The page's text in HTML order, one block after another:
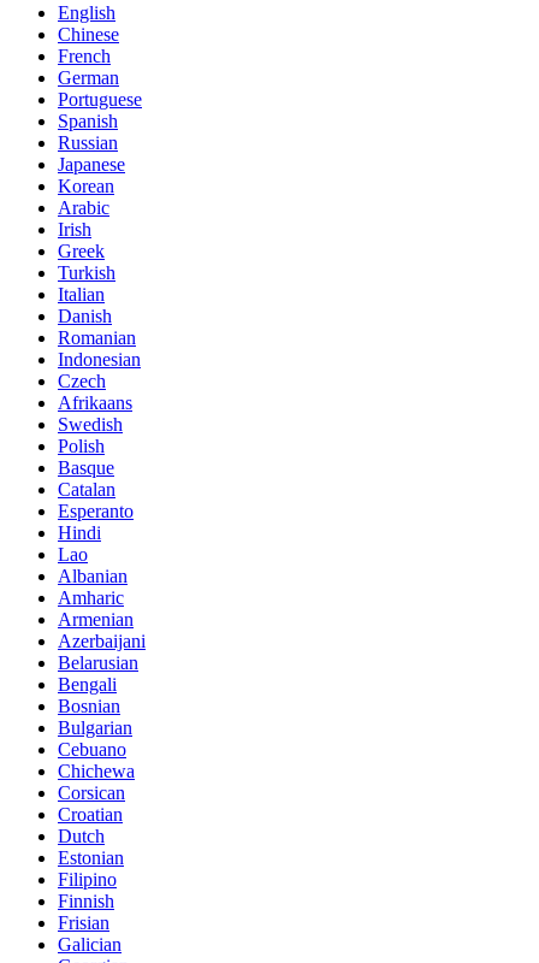
English
Chinese
French
German
Portuguese
Spanish
Russian
Japanese
Korean
Arabic
Irish
Greek
Turkish
Italian
Danish
Romanian
Indonesian
Czech
Afrikaans
Swedish
Polish
Basque
Catalan
Esperanto
Hindi
Lao
Albanian
Amharic
Armenian
Azerbaijani
Belarusian
Bengali
Bosnian
Bulgarian
Cebuano
Chichewa
Corsican
Croatian
Dutch
Estonian
Filipino
Finnish
Frisian
Galician